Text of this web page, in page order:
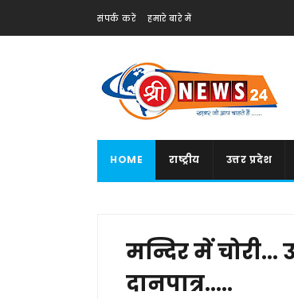
संपर्क करें हमारे बारे में
HOME राष्ट्रीय उत्तर प्रदेश
मन्दिर में
दानपात्र.....